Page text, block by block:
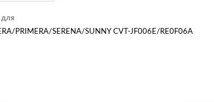
для
PRIMERA/SERENA/SUNNY CVT-JF006E/RE0F06A